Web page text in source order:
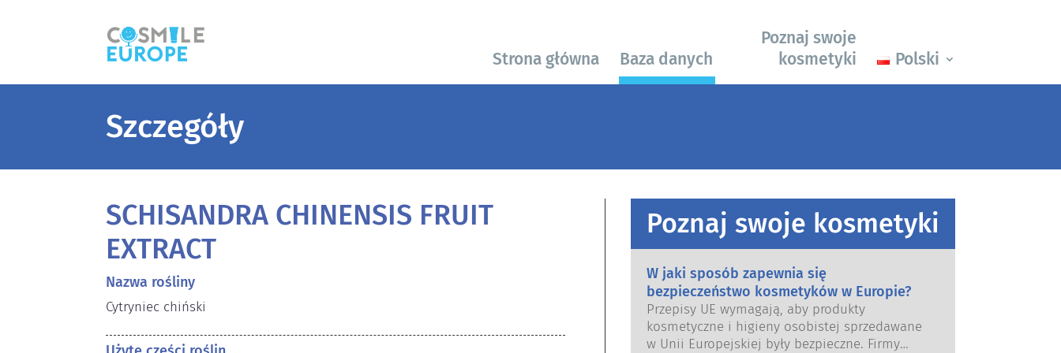
Strona główna Baza danych
Poznaj swoje
kosmetyki
Polski
Szczegóły
SCHISANDRA CHINENSIS FRUIT
EXTRACT
Nazwa rośliny
Cytryniec chiński
Poznaj swoje kosmetyki
W jaki sposób zapewnia się
bezpieczeństwo kosmetyków w Europie?
Przepisy UE wymagają, aby produkty
kosmetyczne i higieny osobistej sprzedawane
w Unii Europejskiej były bezpieczne. Firmy